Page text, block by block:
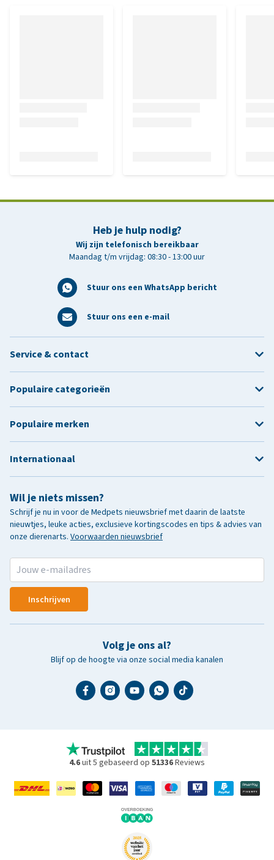
Heb je hulp nodig?
Wij zijn telefonisch bereikbaar
Maandag t/m vrijdag: 08:30 - 13:00 uur
Stuur ons een WhatsApp bericht
Stuur ons een e-mail
Wil je niets missen?
Schrijf je nu in voor de Medpets nieuwsbrief met daarin de laatste
nieuwtjes, leuke acties, exclusieve kortingscodes en tips & advies van
onze dierenarts. Voorwaarden nieuwsbrief
Inschrijven
Volg je ons al?
Blijf op de hoogte via onze social media kanalen
Service & contact
Populaire categorieën
Populaire merken
Internationaal
4.6uit 5 gebaseerd op 51336Reviews